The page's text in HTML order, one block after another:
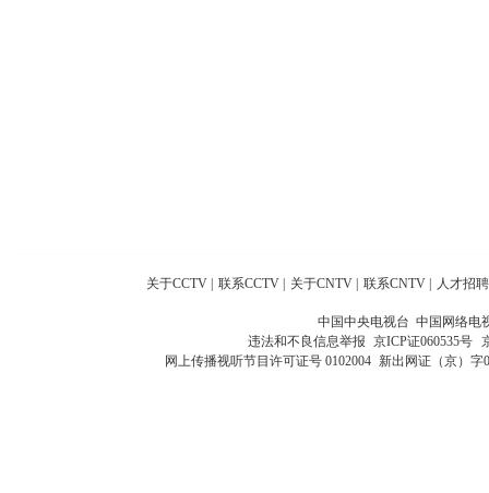
关于CCTV 联系CCTV 关于CNTV 联系CNTV 人才招聘
中国中央电视台 中国网络电
违法和不良信息举报 京ICP证060535号
网上传播视听节目许可证号 0102004 新出网证（京）